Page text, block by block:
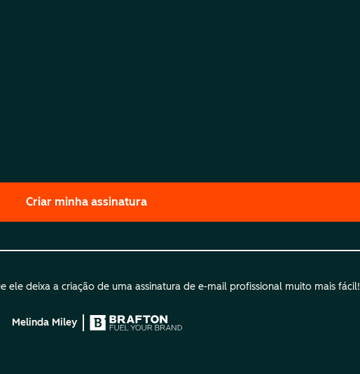
Criar minha assinatura
deixa a criação de uma assinatura de e-mail profissional muito mais fácil!
Melinda Miley